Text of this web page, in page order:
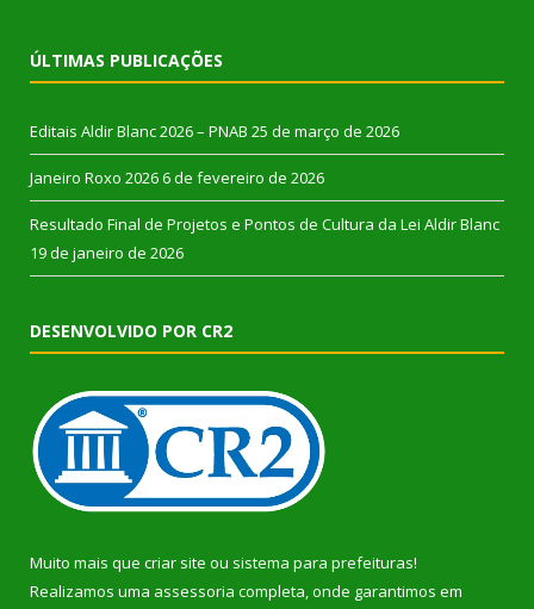
ÚLTIMAS PUBLICAÇÕES
Editais Aldir Blanc 2026 – PNAB 25 de março de 2026
Janeiro Roxo 2026 6 de fevereiro de 2026
Resultado Final de Projetos e Pontos de Cultura da Lei Aldir Blanc
19 de janeiro de 2026
DESENVOLVIDO POR CR2
Muito mais que criar site ou sistema para prefeituras!
Realizamos uma assessoria completa, onde garantimos em